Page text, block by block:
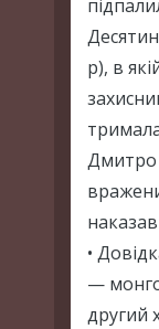
р), в
Дмитро
•
—
другий